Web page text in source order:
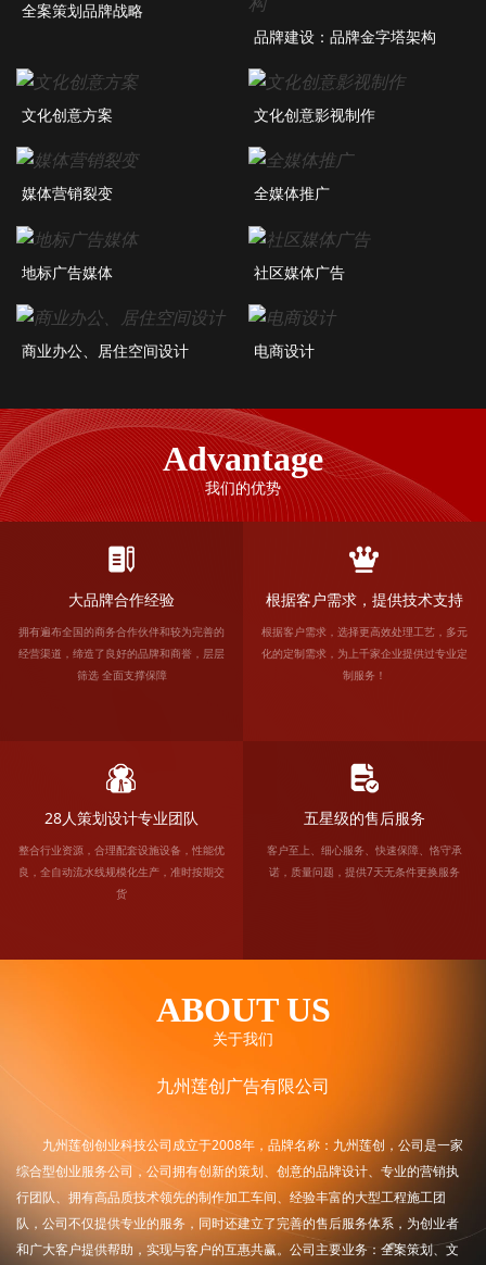
全案策划品牌战略
品牌建设：品牌金字塔架构
文化创意方案 文化创意影视制作
媒体营销裂变 全媒体推广
地标广告媒体 社区媒体广告
商业办公、居住空间设计 电商设计
Advantage
我们的优势
大品牌合作经验
拥有遍布全国的商务合作伙伴和较为完善的
经营渠道，缔造了良好的品牌和商誉，层层
筛选 全面支撑保障
根据客户需求，提供技术支持
根据客户需求，选择更高效处理工艺，多元
化的定制需求，为上千家企业提供过专业定
制服务！
28人策划设计专业团队
整合行业资源，合理配套设施设备，性能优
良，全自动流水线规模化生产，准时按期交
货
五星级的售后服务
客户至上、细心服务、快速保障、恪守承
诺，质量问题，提供7天无条件更换服务
ABOUT US
关于我们
九州莲创广告有限公司
九州莲创创业科技公司成立于2008年，品牌名称：九州莲创，公司是一家
综合型创业服务公司，公司拥有创新的策划、创意的品牌设计、专业的营销执
行团队、拥有高品质技术领先的制作加工车间、经验丰富的大型工程施工团
队，公司不仅提供专业的服务，同时还建立了完善的售后服务体系，为创业者
和广大客户提供帮助，实现与客户的互惠共赢。公司主要业务：全案策划、文